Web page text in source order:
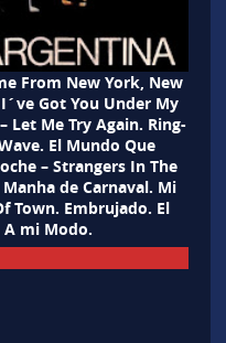
From New York, New
Got You Under My
Let Me Try Again. Ring-
El Mundo Que
– Strangers In The
de Carnaval. Mi
Town. Embrujado. El
A mi Modo.